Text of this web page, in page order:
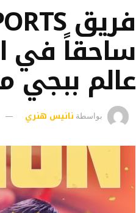
ساحقاً في
عالم ببجي
بواسطة نانيس هنري